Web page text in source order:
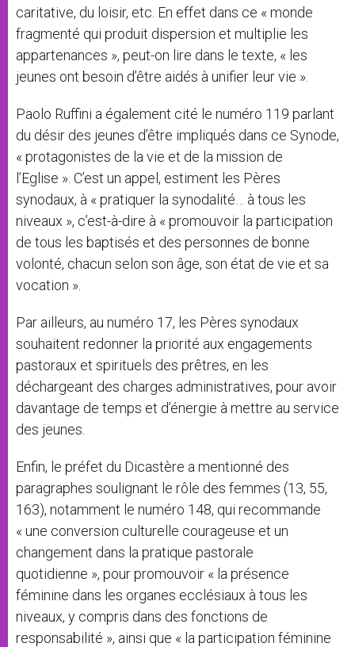
caritative, du loisir, etc. En effet dans ce « monde
fragmenté qui produit dispersion et multiplie les
appartenances », peut-on lire dans le texte, « les
jeunes ont besoin d’être aidés à unifier leur vie ».
Paolo Ruffini a également cité le numéro 119 parlant
du désir des jeunes d’être impliqués dans ce Synode,
« protagonistes de la vie et de la mission de
l’Eglise ». C’est un appel, estiment les Pères
synodaux, à « pratiquer la synodalité… à tous les
niveaux », c’est-à-dire à « promouvoir la participation
de tous les baptisés et des personnes de bonne
volonté, chacun selon son âge, son état de vie et sa
vocation ».
Par ailleurs, au numéro 17, les Pères synodaux
souhaitent redonner la priorité aux engagements
pastoraux et spirituels des prêtres, en les
déchargeant des charges administratives, pour avoir
davantage de temps et d’énergie à mettre au service
des jeunes.
Enfin, le préfet du Dicastère a mentionné des
paragraphes soulignant le rôle des femmes (13, 55,
163), notamment le numéro 148, qui recommande
« une conversion culturelle courageuse et un
changement dans la pratique pastorale
quotidienne », pour promouvoir « la présence
féminine dans les organes ecclésiaux à tous les
niveaux, y compris dans des fonctions de
responsabilité », ainsi que « la participation féminine